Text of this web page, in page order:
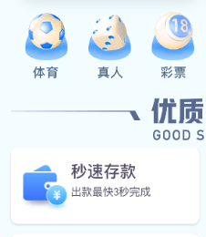
半固态触变压铸技术：触变注
型，其装备原理如图1所示。首先
此镁合金颗粒装入料斗中，强制
粒呈部分熔融状态，在螺旋体的
形成了具有触变结构的半固态合